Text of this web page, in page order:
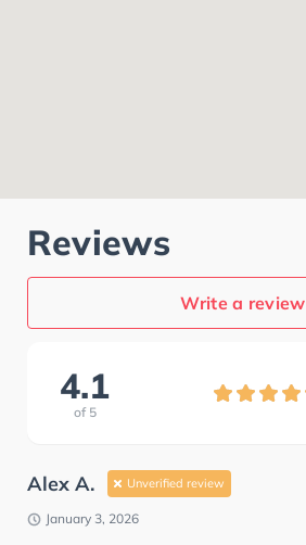
Reviews
Write a review
4.1
of 5
Alex A. Unverified review
January 3, 2026